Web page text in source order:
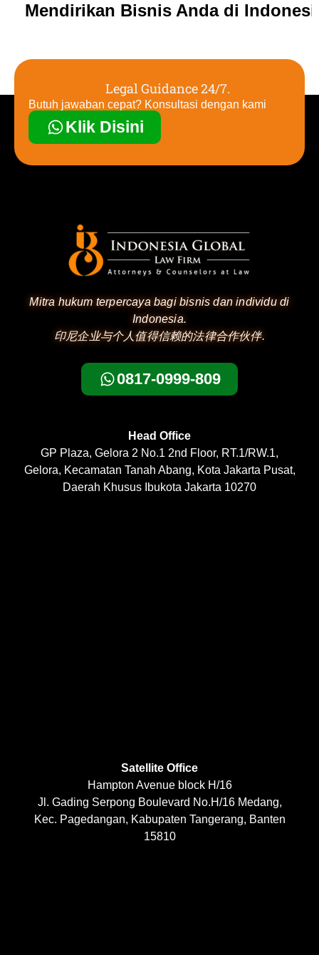
Mendirikan Bisnis Anda di
Legal Guidance 24/7.
Butuh jawaban cepat? Konsultasi dengan kami
Klik Disini
Mitra hukum terpercaya bagi bisnis dan individu di
Indonesia.
印尼企业与个人值得信赖的法律合作伙伴.
0817-0999-809
Head Office
GP Plaza, Gelora 2 No.1 2nd Floor, RT.1/RW.1,
Gelora, Kecamatan Tanah Abang, Kota Jakarta Pusat,
Daerah Khusus Ibukota Jakarta 10270
Satellite Office
Hampton Avenue block H/16
Jl. Gading Serpong Boulevard No.H/16 Medang,
Kec. Pagedangan, Kabupaten Tangerang, Banten
15810